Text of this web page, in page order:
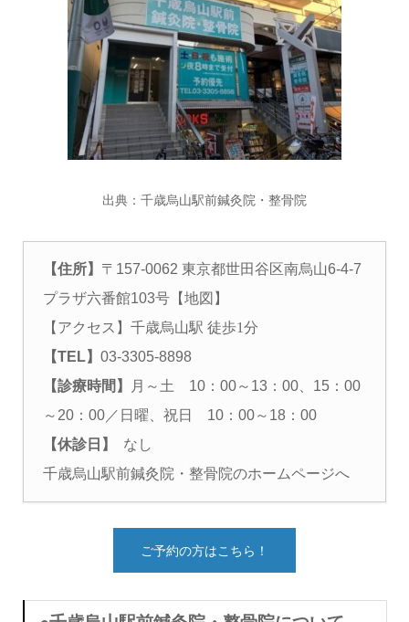
出典： 千歳烏山駅前鍼灸院・整骨院
【住所】 〒157-0062 東京都世田谷区南烏山6-4-7
プラザ六番館103号【地図】
【アクセス】 千歳烏山駅 徒歩1分
【TEL】 03-3305-8898
【診療時間】
月～土 10：00～13：00、15：00
～20：00／日曜、祝日 10：00～18：00
【休診日】
なし
千歳烏山駅前鍼灸院・整骨院のホームページへ
ご予約の方はこちら！